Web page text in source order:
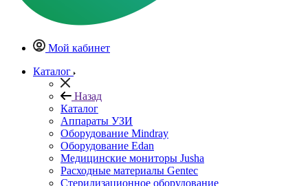
Мой кабинет
Каталог
Назад
Каталог
Аппараты УЗИ
Оборудование Mindray
Оборудование Edan
Медицинские мониторы Jusha
Расходные материалы Gentec
Стерилизационное оборудование